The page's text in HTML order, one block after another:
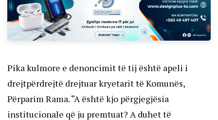
Pika kulmore e denoncimit të tij është apeli i
drejtpërdrejtë drejtuar kryetarit të Komunës,
Përparim Rama. “A është kjo përgjegjësia
institucionale që ju premtuat? A duhet të